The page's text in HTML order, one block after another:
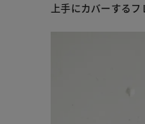
上手にカバーするフ